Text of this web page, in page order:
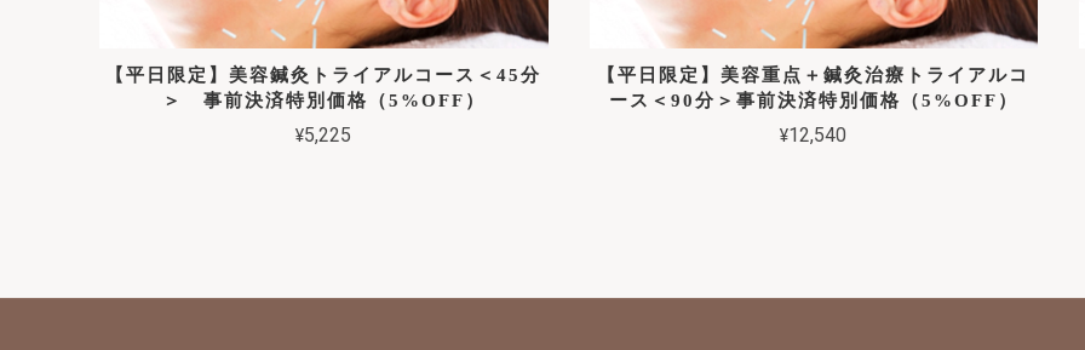
【平日限定】美容鍼灸トライアルコース＜45分
＞ 事前決済特別価格（5%OFF）
¥5,225
【平日限定】美容重点＋鍼灸治療トライアルコ
ース＜90分＞事前決済特別価格（5%OFF）
¥12,540